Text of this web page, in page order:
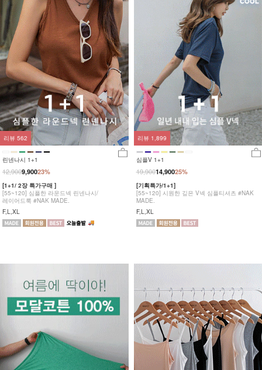
린넨나시 1+1
23%
12,9009,900
[1+1/ 2장 특가구매 ]
[55~120] 심플한 라운드넥 린넨나시/
레이어드룩 #NAK MADE.
F,L,XL
리뷰 562
심플V 1+1
25%
19,90014,900
[기획특가/1+1]
[55~120] 시원한 깊은 V넥 심플티셔츠 #NAK
MADE.
F,L,XL
리뷰 1,899